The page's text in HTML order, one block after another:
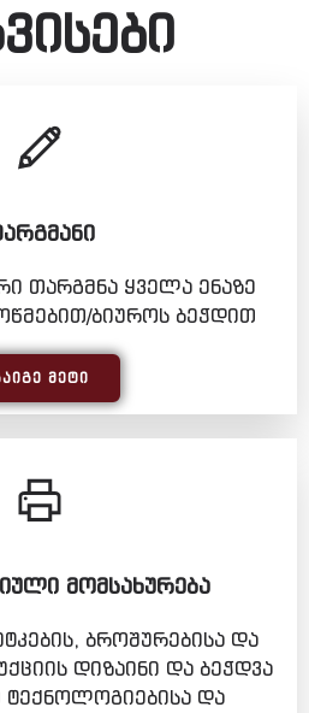
თარგმნა ყველა ენაზე
ბიუროს ბეჭდით
ᲛᲔᲢᲘ
ᲛᲝᲛᲡᲐᲮᲣᲠᲔᲑᲐ
ბროშურებისა და
დიზაინი და ბეჭდვა
ტექნოლოგიებისა და